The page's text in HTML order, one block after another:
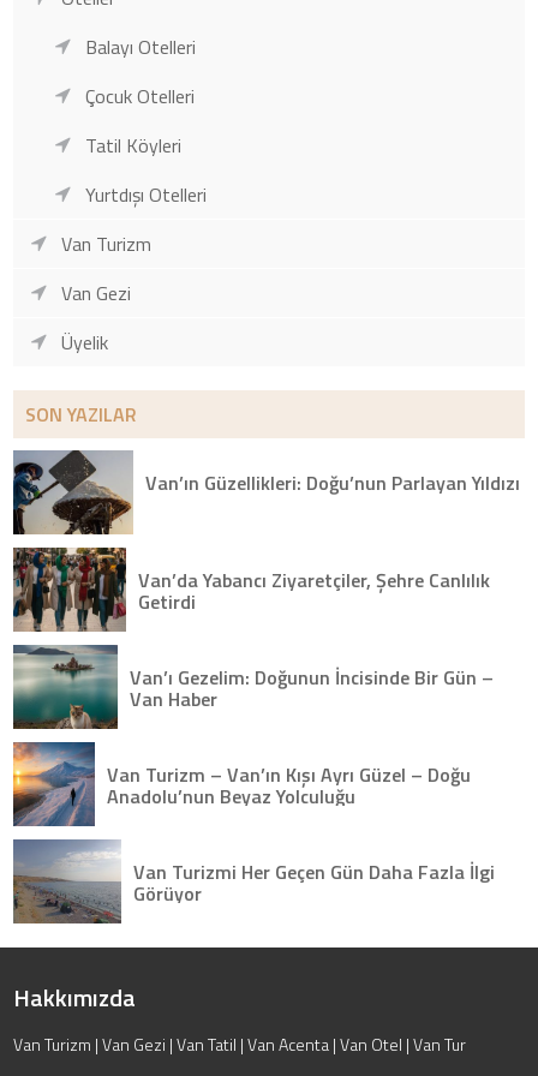
Balayı Otelleri
Çocuk Otelleri
Tatil Köyleri
Yurtdışı Otelleri
Van Turizm
Van Gezi
Üyelik
SON YAZILAR
Van’ın Güzellikleri: Doğu’nun Parlayan Yıldızı
Van’da Yabancı Ziyaretçiler, Şehre Canlılık
Getirdi
Van’ı Gezelim: Doğunun İncisinde Bir Gün –
Van Haber
Van Turizm – Van’ın Kışı Ayrı Güzel – Doğu
Anadolu’nun Beyaz Yolculuğu
Van Turizmi Her Geçen Gün Daha Fazla İlgi
Görüyor
Hakkımızda
Van Turizm | Van Gezi | Van Tatil | Van Acenta | Van Otel | Van Tur